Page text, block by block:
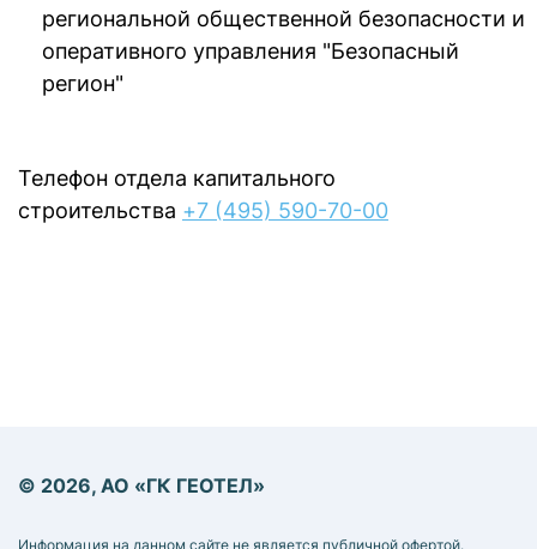
региональной общественной безопасности и
оперативного управления "Безопасный
регион"
Телефон отдела капитального
строительства +7 (495) 590-70-00
© 2026, АО «ГК ГЕОТЕЛ»
Информация на данном сайте не является публичной офертой.